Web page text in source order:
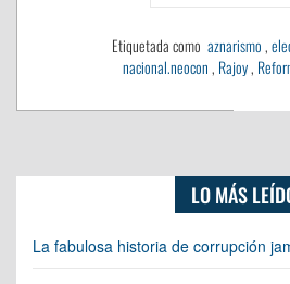
Etiquetada como aznarismo,
nacional.neocon, Rajoy,
LO MÁS
La fabulosa historia de corrupción